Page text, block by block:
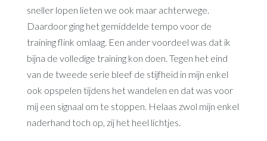
sneller lopen lieten we ook maar achterwege.
Daardoor ging het gemiddelde tempo voor de
training flink omlaag. Een ander voordeel was dat ik
bijna de volledige training kon doen. Tegen het eind
van de tweede serie bleef de stijfheid in mijn enkel
ook opspelen tijdens het wandelen en dat was voor
mij een signaal om te stoppen. Helaas zwol mijn enkel
naderhand toch op, zij het heel lichtjes.